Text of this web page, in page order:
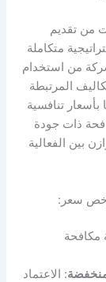
من تقديم
متكاملة
من استخدام
المرتبطة
تنافسية
ذات جودة
بين الفعالية
سعر:
مكافحة
: الاعتماد